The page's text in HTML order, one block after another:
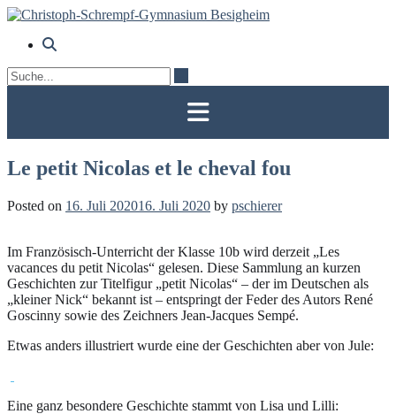
Skip
content
Le petit Nicolas et le cheval fou
Posted on 16. Juli 202016. Juli 2020 by pschierer
Im Französisch-Unterricht der Klasse 10b wird derzeit „Les
vacances du petit Nicolas“ gelesen. Diese Sammlung an kurzen
Geschichten zur Titelfigur „petit Nicolas“ – der im Deutschen als
„kleiner Nick“ bekannt ist – entspringt der Feder des Autors René
Goscinny sowie des Zeichners Jean-Jacques Sempé.
Etwas anders illustriert wurde eine der Geschichten aber von Jule:
Eine ganz besondere Geschichte stammt von Lisa und Lilli: